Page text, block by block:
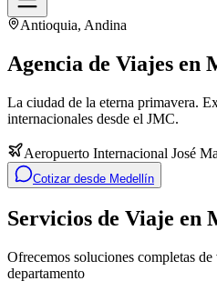
Antioquia, Andina
Agencia de Viajes en
La ciudad de la eterna primavera.
internacionales desde el JMC.
Aeropuerto Internacional José
Cotizar desde Medellín
Servicios de Viaje en
Ofrecemos soluciones completas
departamento